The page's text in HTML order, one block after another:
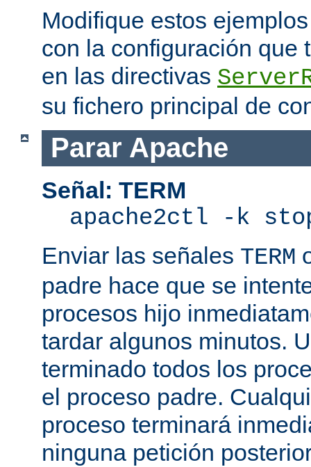
Modifique estos
con la configuración que
en las directivas
su fichero principal de
Parar Apache
Señal: TERM
apache2ctl -k
Enviar las señales TERM
padre hace que se
procesos hijo
tardar algunos minutos.
terminado todos los
el proceso padre.
proceso terminará
ninguna petición